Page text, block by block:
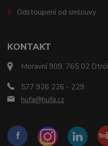
KONTAKT
Moravní 909, 765 02
577 926 226 - 229
hufa@hufa.cz
Odstoupení od smlouvy